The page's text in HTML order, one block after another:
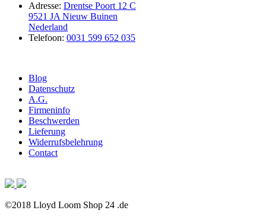
Adresse: Drentse Poort 12 C
9521 JA Nieuw Buinen
Nederland
Telefoon: 0031 599 652 035
Blog
Datenschutz
A.G.
Firmeninfo
Beschwerden
Lieferung
Widerrufsbelehrung
Contact
©2018 Lloyd Loom Shop 24 .de